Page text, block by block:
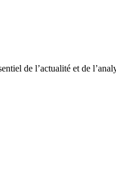
de l’actualité et de